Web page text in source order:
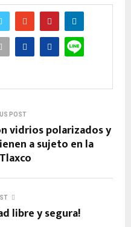
POST
vidrios polarizados y
a sujeto en la
libre y segura!